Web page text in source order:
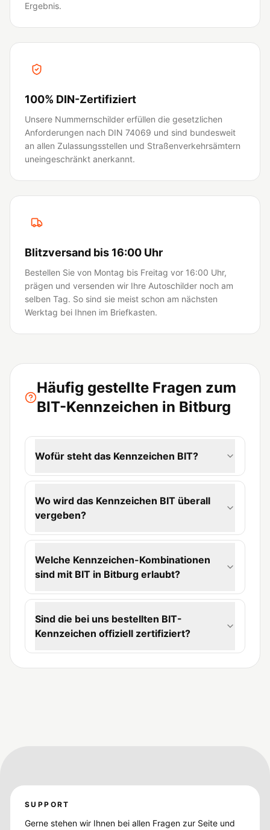
Ergebnis.
100% DIN-Zertifiziert
Unsere Nummernschilder erfüllen die gesetzlichen
Anforderungen nach DIN 74069 und sind bundesweit
an allen Zulassungsstellen und Straßenverkehrsämtern
uneingeschränkt anerkannt.
Blitzversand bis 16:00 Uhr
Bestellen Sie von Montag bis Freitag vor 16:00 Uhr,
prägen und versenden wir Ihre Autoschilder noch am
selben Tag. So sind sie meist schon am nächsten
Werktag bei Ihnen im Briefkasten.
Häufig gestellte Fragen zum
BIT-Kennzeichen in Bitburg
Wofür steht das Kennzeichen BIT?
Wo wird das Kennzeichen BIT überall
vergeben?
Welche Kennzeichen-Kombinationen
sind mit BIT in Bitburg erlaubt?
Sind die bei uns bestellten BIT-
Kennzeichen offiziell zertifiziert?
SUPPORT
Gerne stehen wir Ihnen bei allen Fragen zur Seite und